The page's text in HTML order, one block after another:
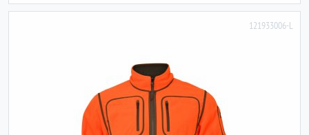
121933006-L